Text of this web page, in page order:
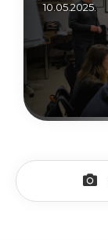
10.05.2025.